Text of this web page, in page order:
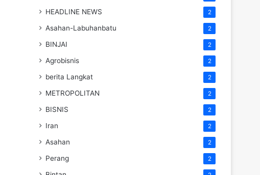
HEADLINE NEWS 2
Asahan-Labuhanbatu 2
BINJAI 2
Agrobisnis 2
berita Langkat 2
METROPOLITAN 2
BISNIS 2
Iran 2
Asahan 2
Perang 2